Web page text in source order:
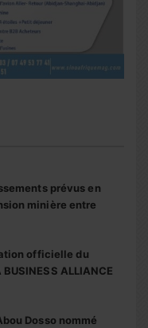
prévus en
minière entre
officielle du
ALLIANCE
Dosso nommé